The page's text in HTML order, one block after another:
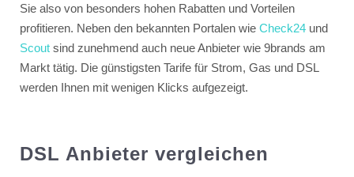
Sie also von besonders hohen Rabatten und Vorteilen
profitieren. Neben den bekannten Portalen wie Check24und
Scoutsind zunehmend auch neue Anbieter wie 9brands am
Markt tätig. Die günstigsten Tarife für Strom, Gas und DSL
werden Ihnen mit wenigen Klicks aufgezeigt.
DSL Anbieter vergleichen